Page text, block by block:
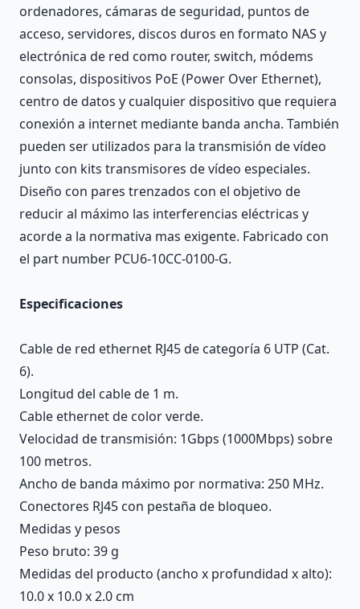
ordenadores, cámaras de seguridad, puntos de
acceso, servidores, discos duros en formato NAS y
electrónica de red como router, switch, módems
consolas, dispositivos PoE (Power Over Ethernet),
centro de datos y cualquier dispositivo que requiera
conexión a internet mediante banda ancha. También
pueden ser utilizados para la transmisión de vídeo
junto con kits transmisores de vídeo especiales.
Diseño con pares trenzados con el objetivo de
reducir al máximo las interferencias eléctricas y
acorde a la normativa mas exigente. Fabricado con
el part number PCU6-10CC-0100-G.
Especificaciones
Cable de red ethernet RJ45 de categoría 6 UTP (Cat.
6).
Longitud del cable de 1 m.
Cable ethernet de color verde.
Velocidad de transmisión: 1Gbps (1000Mbps) sobre
100 metros.
Ancho de banda máximo por normativa: 250 MHz.
Conectores RJ45 con pestaña de bloqueo.
Medidas y pesos
Peso bruto: 39 g
Medidas del producto (ancho x profundidad x alto):
10.0 x 10.0 x 2.0 cm